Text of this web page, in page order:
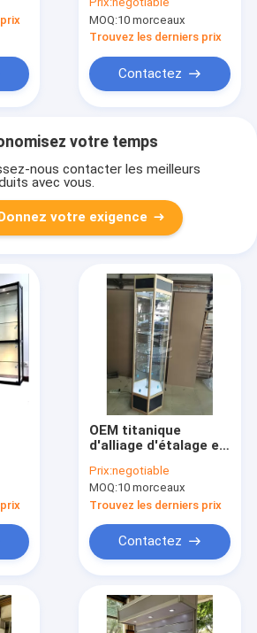
Slatwall
d'accessoires de
téléphone de la
MOQ:10 morceaux
Trouvez les derniers prix
Contactez
votre temps
nous contacter les meilleurs
avec vous.
votre exigence
OEM titanique
d'alliage d'étalage en
d'affichage de tour
de 300*300*2000mm
Prix:negotiable
MOQ:10 morceaux
Trouvez les derniers prix
Contactez